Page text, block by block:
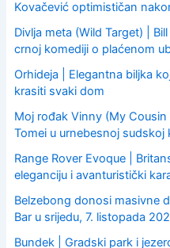
Kovačević optimističan
Divlja meta (Wild Target) |
crnoj komediji o plaćenom
Orhideja | Elegantna biljka
krasiti svaki dom
Moj rođak Vinny (My
Tomei u urnebesnoj
Range Rover Evoque |
eleganciju i avanturistički
Belzebong donosi masivne
Bar u srijedu, 7. listopada
Bundek | Gradski park i